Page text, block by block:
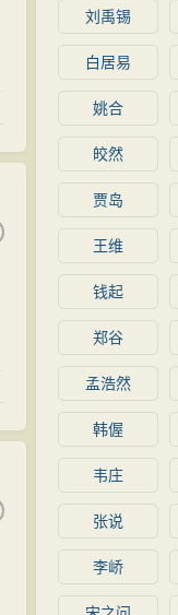
刘禹锡
白居易
姚合
皎然
贾岛
王维
钱起
郑谷
孟浩然
韩偓
韦庄
张说
李峤